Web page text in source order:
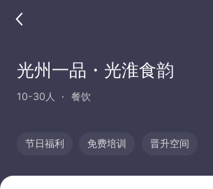
光州一品・光淮食韵
10-30人 餐饮
节日福利 免费培训 晋升空间